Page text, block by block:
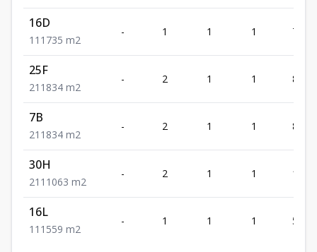
16D
1 1 1 735 m2
- 1 1 1 735
25F
21 1 834 m2
- 2 1 1 834
7B
21 1 834 m2
- 2 1 1 834
30H
21 1 1063 m2
- 2 1 1 1063
16L
1 1 1 559 m2
- 1 1 1 559